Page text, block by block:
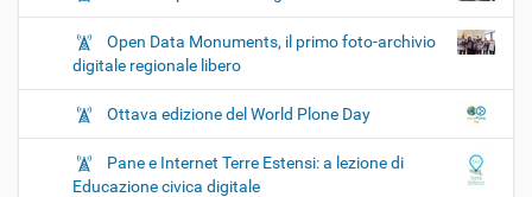
Open Data Monuments, il primo foto-archivio
digitale regionale libero
Ottava edizione del World Plone Day
Pane e Internet Terre Estensi: a lezione di
Educazione civica digitale